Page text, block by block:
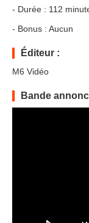
- Durée : 112
- Bonus : Aucun
Éditeur :
M6 Vidéo
Bande